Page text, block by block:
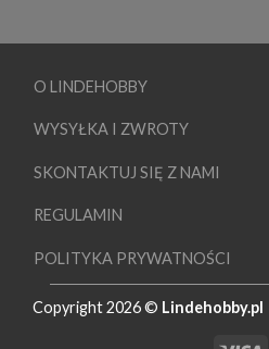
O LINDEHOBBY
WYSYŁKA I ZWROTY
SKONTAKTUJ SIĘ Z NAMI
REGULAMIN
POLITYKA PRYWATNOŚCI
Copyright 2026 © Lindehobby.pl